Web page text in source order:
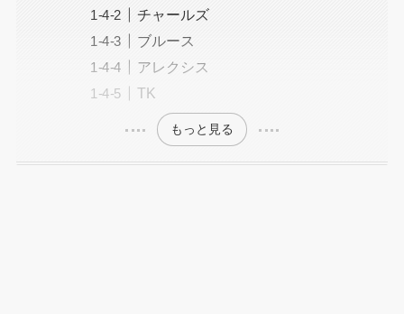
チャールズ
ブルース
アレクシス
TK
もっと見る